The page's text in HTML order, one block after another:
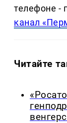
телефоне -
канал
Читайте